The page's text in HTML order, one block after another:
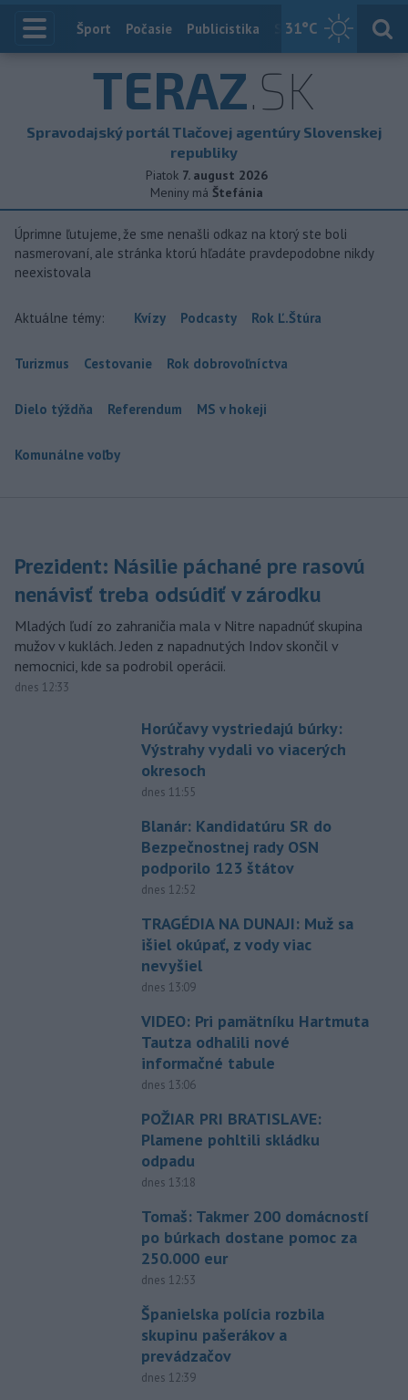
31°C
Index
Šport Počasie Publicistika Slovensko
TERAZ.SK
Spravodajský portál Tlačovej agentúry Slovenskej
republiky
Piatok 7. august 2026
Meniny má Štefánia
Úprimne ľutujeme, že sme nenašli odkaz na ktorý ste boli
nasmerovaní, ale stránka ktorú hľadáte pravdepodobne nikdy
neexistovala
Aktuálne témy: Kvízy Podcasty Rok Ľ.Štúra
Turizmus Cestovanie Rok dobrovoľníctva
Dielo týždňa Referendum MS v hokeji
Komunálne voľby
Prezident: Násilie páchané pre rasovú
nenávisť treba odsúdiť v zárodku
Mladých ľudí zo zahraničia mala v Nitre napadnúť skupina
mužov v kuklách. Jeden z napadnutých Indov skončil v
nemocnici, kde sa podrobil operácii.
dnes 12:33
Horúčavy vystriedajú búrky:
Výstrahy vydali vo viacerých
okresoch
dnes 11:55
Blanár: Kandidatúru SR do
Bezpečnostnej rady OSN
podporilo 123 štátov
dnes 12:52
TRAGÉDIA NA DUNAJI: Muž sa
išiel okúpať, z vody viac
nevyšiel
dnes 13:09
VIDEO: Pri pamätníku Hartmuta
Tautza odhalili nové
informačné tabule
dnes 13:06
POŽIAR PRI BRATISLAVE:
Plamene pohltili skládku
odpadu
dnes 13:18
Tomaš: Takmer 200 domácností
po búrkach dostane pomoc za
250.000 eur
dnes 12:53
Španielska polícia rozbila
skupinu pašerákov a
prevádzačov
dnes 12:39